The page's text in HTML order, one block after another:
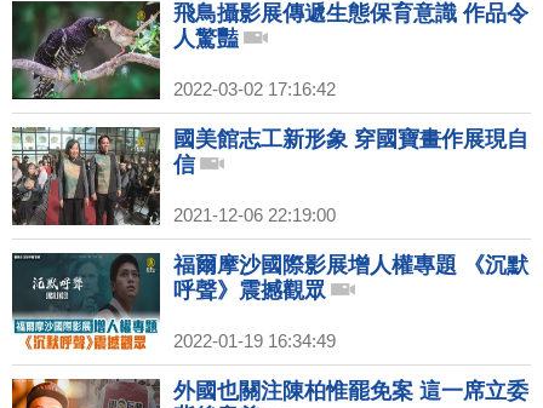
飛鳥攝影展傳遞生態保育意識 作品令
人驚豔
2022-03-02 17:16:42
國美館志工新形象 穿國寶畫作展現自
信
2021-12-06 22:19:00
福爾摩沙國際影展增人權專題 《沉默
呼聲》震撼觀眾
2022-01-19 16:34:49
外國也關注陳柏惟罷免案 這一席立委